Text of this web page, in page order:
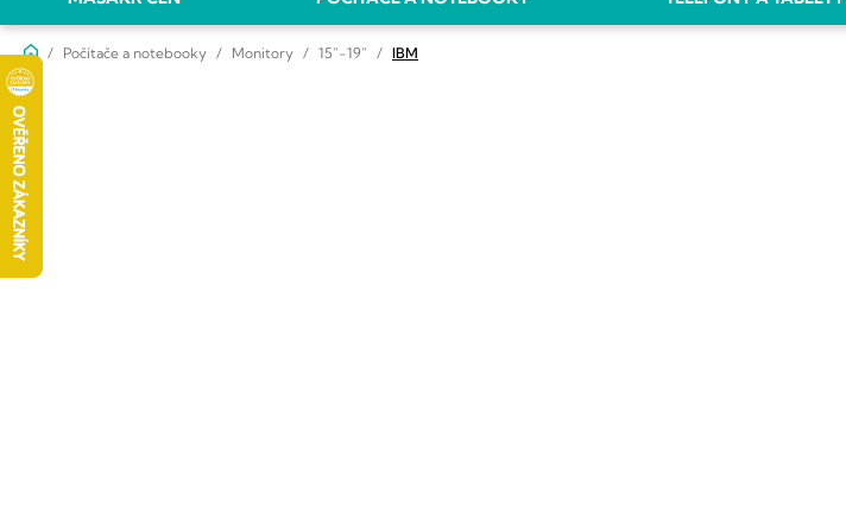
DomůPočítače a notebooky Monitory 15"-19" IBM
P
o
s
t
r
a